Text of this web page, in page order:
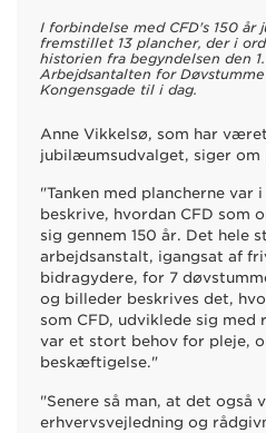
I forbindelse med CFD's 150
fremstillet 13 plancher, der i
historien fra begyndelsen den
Arbejdsantalten for
Kongensgade til i dag.
Anne Vikkelsø, som har
jubilæumsudvalget, siger om
"Tanken med plancherne
beskrive, hvordan CFD som
sig gennem 150 år. Det hele
arbejdsanstalt, igangsat af
bidragydere, for 7
og billeder beskrives det,
som CFD, udviklede sig med
var et stort behov for pleje,
beskæftigelse."
"Senere så man, at det også
erhvervsvejledning og